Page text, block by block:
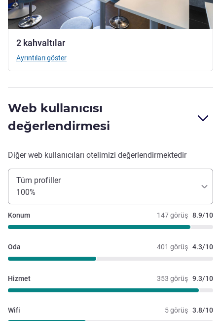
2 kahvaltılar
Ayrıntıları göster
Web kullanıcısı
değerlendirmesi
Diğer web kullanıcıları otelimizi değerlendirmektedir
Tüm profiller
100%
147 görüş 8.9/10
Konum
401 görüş 4.3/10
Oda
353 görüş 9.3/10
Hizmet
5 görüş 3.8/10
Wifi